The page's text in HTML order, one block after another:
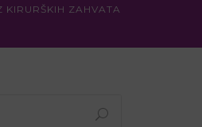
ZAHVATA